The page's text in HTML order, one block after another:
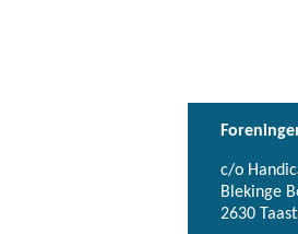
c/o
Blekinge
2630